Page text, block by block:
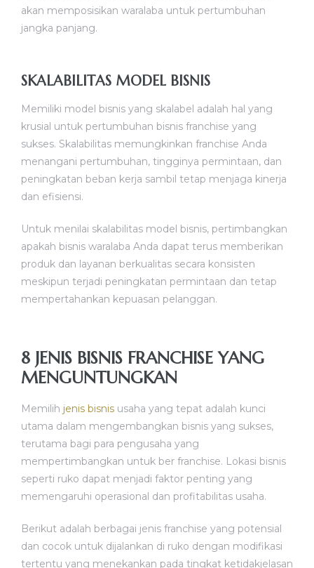
akan memposisikan waralaba untuk pertumbuhan
jangka panjang.
SKALABILITAS MODEL BISNIS
Memiliki model bisnis yang skalabel adalah hal yang
krusial untuk pertumbuhan bisnis franchise yang
sukses. Skalabilitas memungkinkan franchise Anda
menangani pertumbuhan, tingginya permintaan, dan
peningkatan beban kerja sambil tetap menjaga kinerja
dan efisiensi.
Untuk menilai skalabilitas model bisnis, pertimbangkan
apakah bisnis waralaba Anda dapat terus memberikan
produk dan layanan berkualitas secara konsisten
meskipun terjadi peningkatan permintaan dan tetap
mempertahankan kepuasan pelanggan.
8 JENIS BISNIS FRANCHISE YANG
MENGUNTUNGKAN
Memilih jenis bisnis usaha yang tepat adalah kunci
utama dalam mengembangkan bisnis yang sukses,
terutama bagi para pengusaha yang
mempertimbangkan untuk ber franchise. Lokasi bisnis
seperti ruko dapat menjadi faktor penting yang
memengaruhi operasional dan profitabilitas usaha.
Berikut adalah berbagai jenis franchise yang potensial
dan cocok untuk dijalankan di ruko dengan modifikasi
tertentu yang menekankan pada tingkat ketidakjelasan